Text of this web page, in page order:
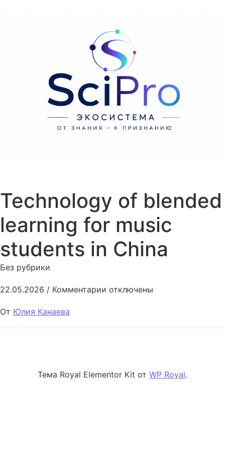
Technology of blended
learning for music
students in China
Без рубрики
22.05.2026 / Комментарии к записи Technology of
отключены
От Юлия Канаева
Тема Royal Elementor Kit от WP Royal.